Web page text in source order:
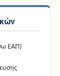
ΕΑΠ)